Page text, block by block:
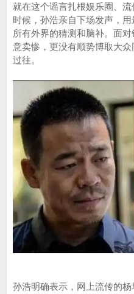
就在这个谣言扎根娱乐圈、
时候，孙浩亲自下场发声，
所有外界的猜测和脑补。面
意卖惨，更没有顺势博取大
过往。
孙浩明确表示，网上流传的